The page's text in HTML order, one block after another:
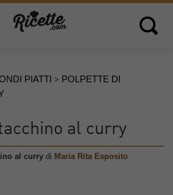
Open
PIATTI > POLPETTE DI
al curry
al curry di Maria Rita Esposito